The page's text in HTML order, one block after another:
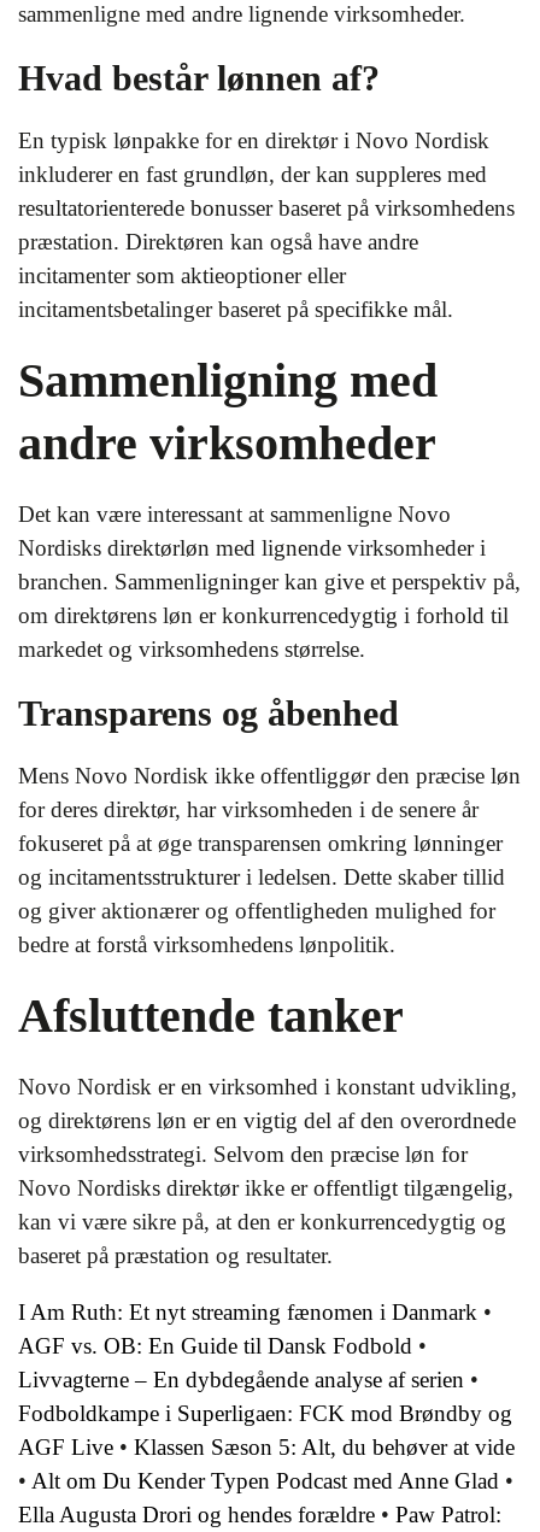
sammenligne med andre lignende virksomheder.
Hvad består lønnen af?
En typisk lønpakke for en direktør i Novo Nordisk
inkluderer en fast grundløn, der kan suppleres med
resultatorienterede bonusser baseret på virksomhedens
præstation. Direktøren kan også have andre
incitamenter som aktieoptioner eller
incitamentsbetalinger baseret på specifikke mål.
Sammenligning med
andre virksomheder
Det kan være interessant at sammenligne Novo
Nordisks direktørløn med lignende virksomheder i
branchen. Sammenligninger kan give et perspektiv på,
om direktørens løn er konkurrencedygtig i forhold til
markedet og virksomhedens størrelse.
Transparens og åbenhed
Mens Novo Nordisk ikke offentliggør den præcise løn
for deres direktør, har virksomheden i de senere år
fokuseret på at øge transparensen omkring lønninger
og incitamentsstrukturer i ledelsen. Dette skaber tillid
og giver aktionærer og offentligheden mulighed for
bedre at forstå virksomhedens lønpolitik.
Afsluttende tanker
Novo Nordisk er en virksomhed i konstant udvikling,
og direktørens løn er en vigtig del af den overordnede
virksomhedsstrategi. Selvom den præcise løn for
Novo Nordisks direktør ikke er offentligt tilgængelig,
kan vi være sikre på, at den er konkurrencedygtig og
baseret på præstation og resultater.
I Am Ruth: Et nyt streaming fænomen i Danmark •
AGF vs. OB: En Guide til Dansk Fodbold •
Livvagterne – En dybdegående analyse af serien •
Fodboldkampe i Superligaen: FCK mod Brøndby og
AGF Live • Klassen Sæson 5: Alt, du behøver at vide
• Alt om Du Kender Typen Podcast med Anne Glad •
Ella Augusta Drori og hendes forældre • Paw Patrol: